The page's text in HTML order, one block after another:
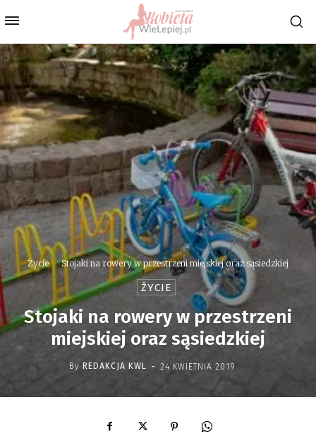
Życie Stojaki na rowery w przestrzeni miejskiej oraz sąsiedzkiej
ŻYCIE
Stojaki na rowery w przestrzeni
miejskiej oraz sąsiedzkiej
By REDAKCJA KWL - 24 KWIETNIA 2019